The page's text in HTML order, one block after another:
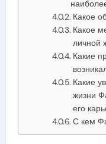
Какое
Какое
личной
Какие
Какие
жизни
его
С кем